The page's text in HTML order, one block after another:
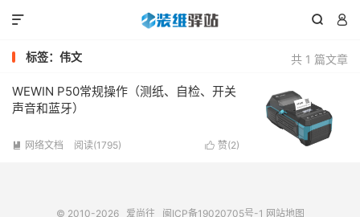
 

共 1 篇文章
标签：伟文
WEWIN P50常规操作（测纸、自检、开关
声音和蓝牙）
 赞(2)
 网络文档 阅读(1795)
© 2010-2026 爱尚往 闽ICP备19020705号-1 网站地图